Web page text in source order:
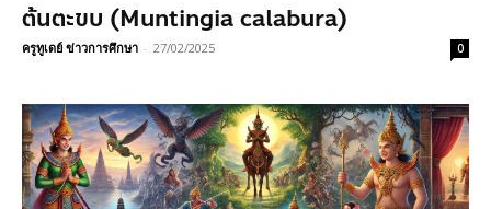
ต้นตะขบ (Muntingia calabura)
ครูทูเดย์ ข่าวการศึกษา - 27/02/2025 0